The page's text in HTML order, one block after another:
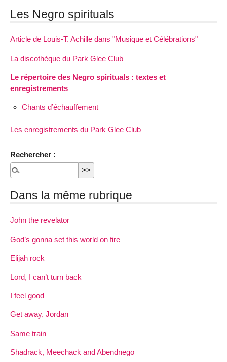
Les Negro spirituals
Article de Louis-T. Achille dans "Musique et Célébrations"
La discothèque du Park Glee Club
Le répertoire des Negro spirituals : textes et
enregistrements
Chants d’échauffement
Les enregistrements du Park Glee Club
Rechercher :
Dans la même rubrique
John the revelator
God’s gonna set this world on fire
Elijah rock
Lord, I can’t turn back
I feel good
Get away, Jordan
Same train
Shadrack, Meechack and Abendnego